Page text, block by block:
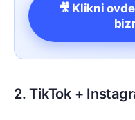
🎥 Klikni
2. TikTok +